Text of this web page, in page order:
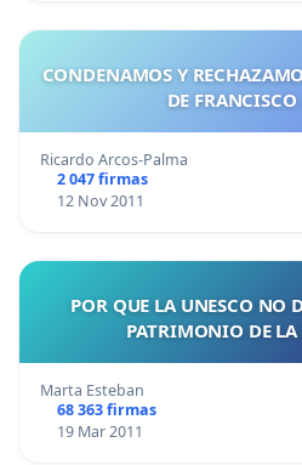
CONDENAMOS Y
DE
Ricardo Arcos-Palma
2 047 firmas
12 Nov 2011
POR QUE LA UNESCO NO
PATRIMONIO DE
Marta Esteban
68 363 firmas
19 Mar 2011